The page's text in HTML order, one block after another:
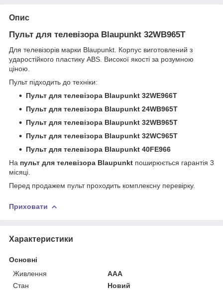
Опис
Пульт для телевізора Blaupunkt 32WB965T
Для телевізорів марки Blaupunkt. Корпус виготовлений з
ударостійкого пластику ABS. Високої якості за розумною
ціною.
Пульт підходить до техніки:
Пульт для телевізора Blaupunkt 32WE966T
Пульт для телевізора Blaupunkt 24WB965T
Пульт для телевізора Blaupunkt 32WB965T
Пульт для телевізора Blaupunkt 32WC965T
Пульт для телевізора Blaupunkt 40FE966
На пульт для телевізора Blaupunkt поширюється гарантія 3
місяці.
Перед продажем пульт проходить комплексну перевірку.
Приховати
Характеристики
Основні
Живлення
AAA
Стан
Новий